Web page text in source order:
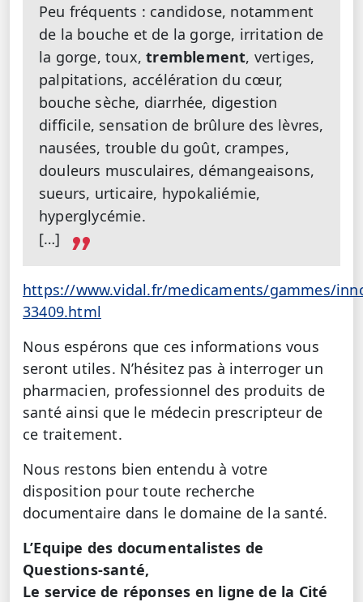
Peu fréquents : candidose, notamment
de la bouche et de la gorge, irritation de
la gorge, toux,tremblement, vertiges,
palpitations, accélération du cœur,
bouche sèche, diarrhée, digestion
difficile, sensation de brûlure des lèvres,
nausées, trouble du goût, crampes,
douleurs musculaires, démangeaisons,
sueurs, urticaire, hypokaliémie,
hyperglycémie.
[…]
https://www.vidal.fr/medicaments/gammes/
33409.html
Nous espérons que ces informations vous
seront utiles. N’hésitez pas à interroger un
pharmacien, professionnel des produits de
santé ainsi que le médecin prescripteur de
ce traitement.
Nous restons bien entendu à votre
disposition pour toute recherche
documentaire dans le domaine de la santé.
L’Equipe des documentalistes de
Questions-santé,
Le service de réponses en ligne de la Cité